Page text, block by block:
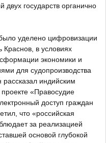
государств органично
уделено цифровизации
Краснов, в условиях
экономики и
для судопроизводства
индийским
«Правосудие
доступ граждан
что «российская
за реализацией
основой глубокой